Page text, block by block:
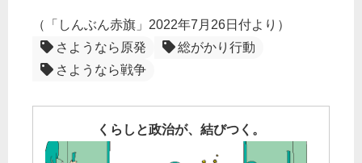
（「しんぶん赤旗」2022年7月26日付より）
さようなら原発
総がかり行動
さようなら戦争
くらしと政治が、結びつく。